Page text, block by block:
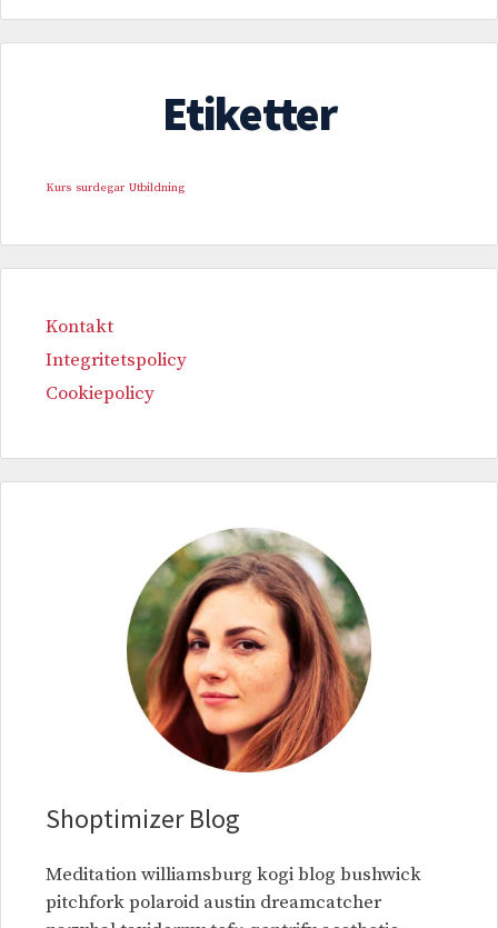
Etiketter
Kurs surdegar Utbildning
Kontakt
Integritetspolicy
Cookiepolicy
Shoptimizer Blog
Meditation williamsburg kogi blog bushwick
pitchfork polaroid austin dreamcatcher